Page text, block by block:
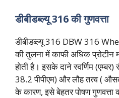
डीबीडब्ल्यू 316 की गुणवत्ता
डीबीडब्ल्यू 316 DBW 316
की तुलना में काफी अधिक
होती है। इसके दाने स्वर्णिम
38.2 पीपीएम) और लौह तत्व (
के कारण, इसे बेहतर पोषण गुणवत्ता